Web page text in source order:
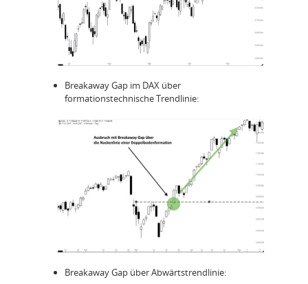
Breakaway Gap im DAX über
formationstechnische Trendlinie:
Breakaway Gap über Abwärtstrendlinie: